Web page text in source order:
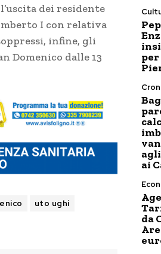
dei residente
I con relativa
infine, gli
Domenico dalle 13
uto ughi
per
ai
da